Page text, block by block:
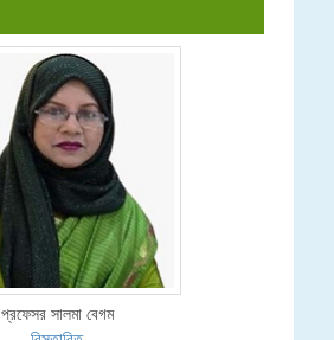
প্রফেসর সালমা বেগম